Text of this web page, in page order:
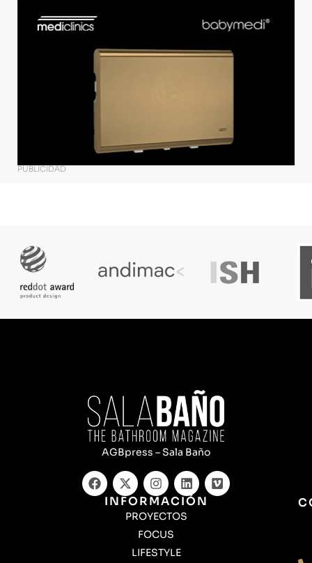
PUBLICIDAD
AGBpress – Sala Baño
INFORMACIÓN
PROYECTOS
FOCUS
LIFESTYLE